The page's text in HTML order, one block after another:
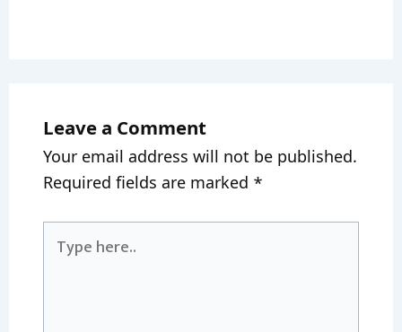
Leave a Comment
Your email address will not be published.
Required fields are marked *
here..